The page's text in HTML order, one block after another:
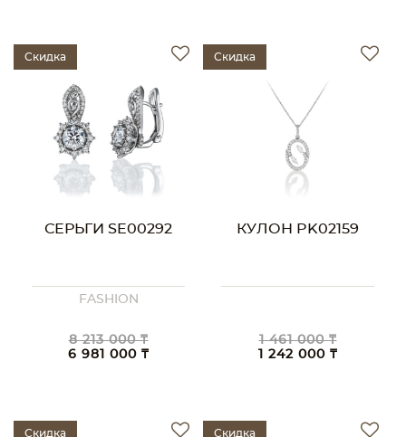
Скидка
СЕРЬГИ SE00292
FASHION
8 213 000 ₸
6 981 000 ₸
Скидка
КУЛОН PK02159
1 461 000 ₸
1 242 000 ₸
Скидка Скидка